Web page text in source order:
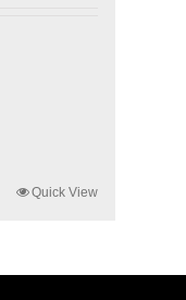
Quick View